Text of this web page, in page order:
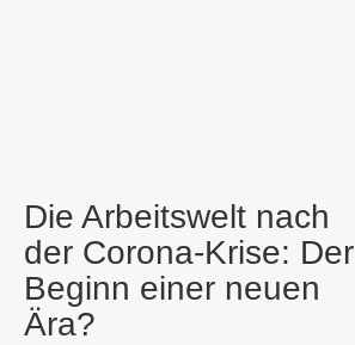
Die Arbeitswelt nach
der Corona-Krise: Der
Beginn einer neuen
Ära?